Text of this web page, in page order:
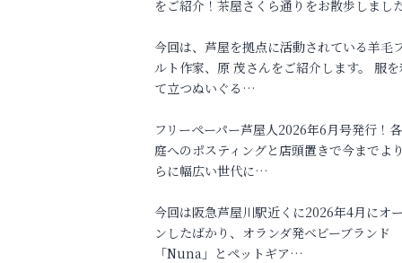
をご紹介！茶屋さくら通りをお散歩しまし
今回は、芦屋を拠点に活動されている羊毛
ルト作家、原 茂さんをご紹介します。 服を
て立つぬいぐる…
フリーペーパー芦屋人2026年6月号発行！
庭へのポスティングと店頭置きで今までよ
らに幅広い世代に…
今回は阪急芦屋川駅近くに2026年4月にオ
ンしたばかり、オランダ発ベビーブランド
「Nuna」とペットギア…